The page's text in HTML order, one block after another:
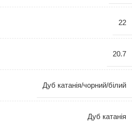
22
20.7
Дуб катанія/чорний/білий
Дуб катанія